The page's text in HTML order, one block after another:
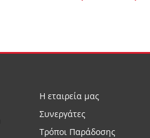
Η εταιρεία μας
Συνεργάτες
Τρόποι Παράδοσης